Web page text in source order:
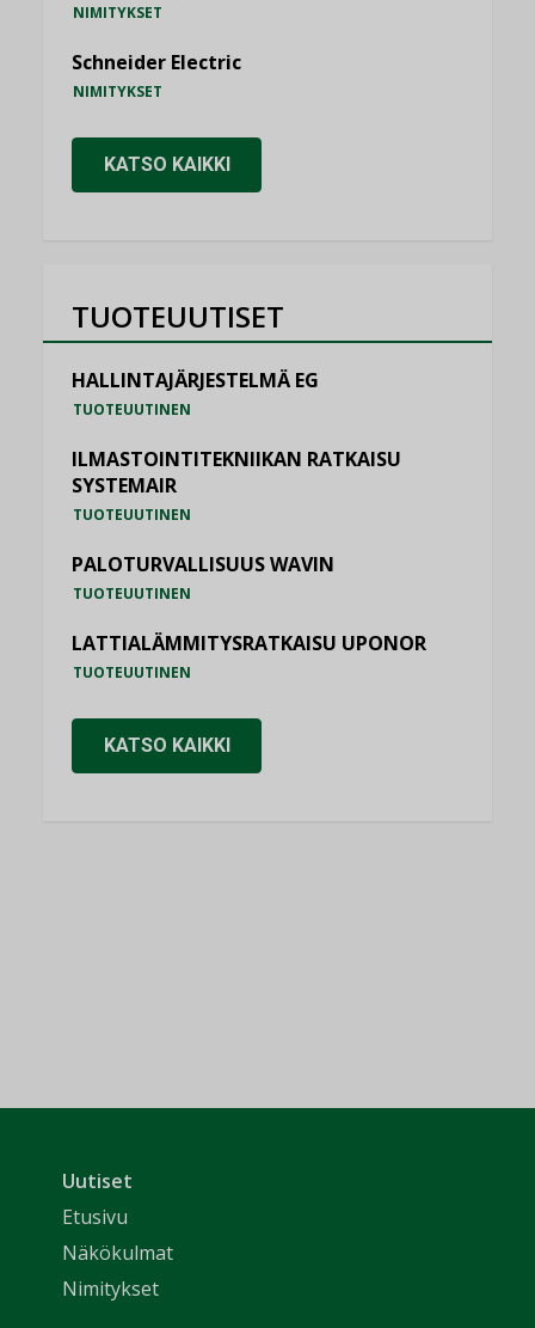
NIMITYKSET
Schneider Electric
NIMITYKSET
KATSO KAIKKI
TUOTEUUTISET
HALLINTAJÄRJESTELMÄ EG
TUOTEUUTINEN
ILMASTOINTITEKNIIKAN RATKAISU
SYSTEMAIR
TUOTEUUTINEN
PALOTURVALLISUUS WAVIN
TUOTEUUTINEN
LATTIALÄMMITYSRATKAISU UPONOR
TUOTEUUTINEN
KATSO KAIKKI
Uutiset
Etusivu
Näkökulmat
Nimitykset